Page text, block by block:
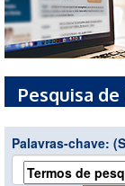
Pesquisa
Palavras-chave: